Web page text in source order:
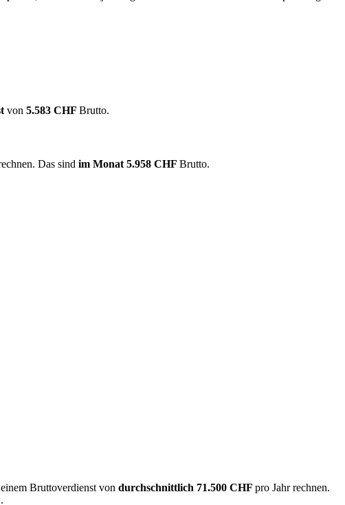
von 5.583 CHF Brutto.
Das sind im Monat 5.958 CHF Brutto.
Bruttoverdienst von durchschnittlich 71.500 CHF pro Jahr rechnen.
.